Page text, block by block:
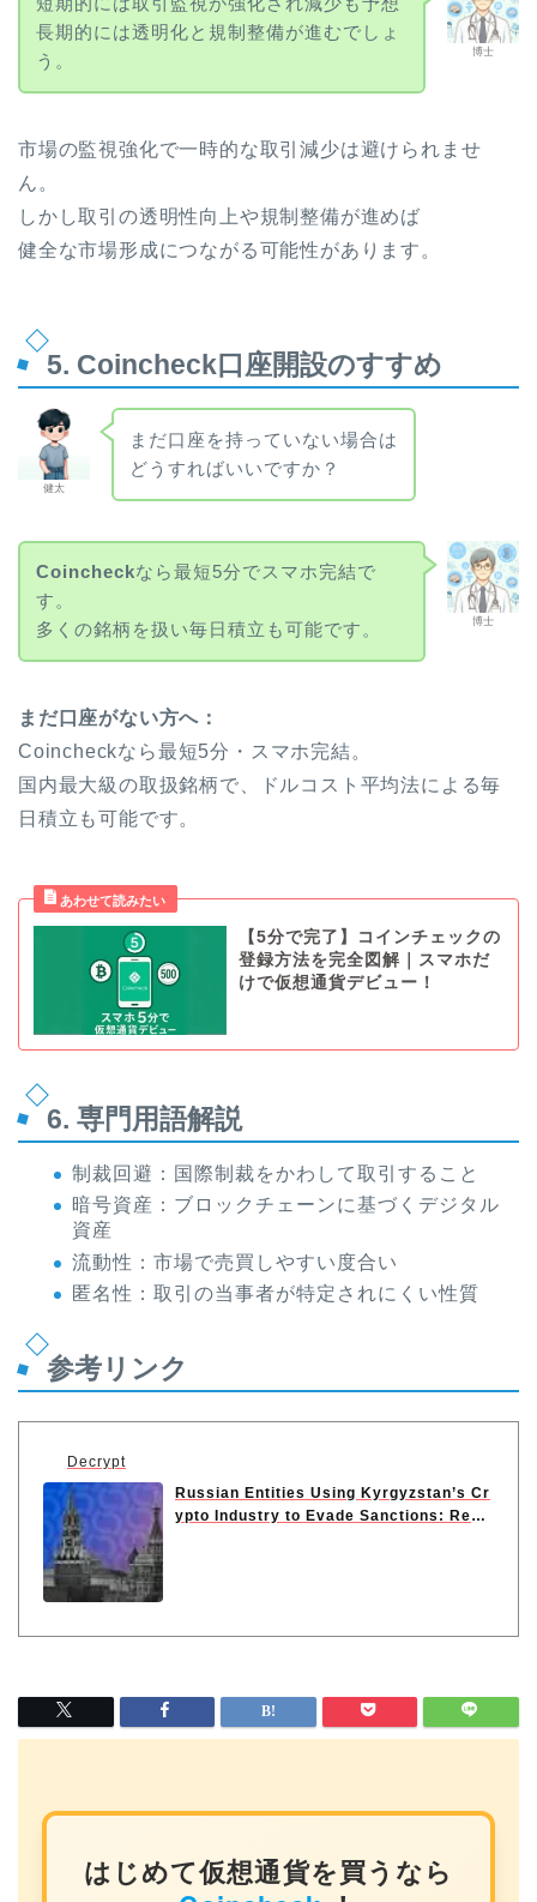
博士
長期的には透明化と規制整備が進むでしょ
う。
市場の監視強化で一時的な取引減少は避けられませ
ん。
しかし取引の透明性向上や規制整備が進めば
健全な市場形成につながる可能性があります。
5. Coincheck口座開設のすすめ
健太
まだ口座を持っていない場合は
どうすればいいですか？
博士
Coincheckなら最短5分でスマホ完結で
す。
多くの銘柄を扱い毎日積立も可能です。
まだ口座がない方へ：
Coincheckなら最短5分・スマホ完結。
国内最大級の取扱銘柄で、ドルコスト平均法による毎
日積立も可能です。
【5分で完了】コインチェックの
登録方法を完全図解｜スマホだ
けで仮想通貨デビュー！
6. 専門用語解説
制裁回避：国際制裁をかわして取引すること
暗号資産：ブロックチェーンに基づくデジタル
資産
流動性：市場で売買しやすい度合い
匿名性：取引の当事者が特定されにくい性質
参考リンク
Decrypt
Russian Entities Using Kyrgyzstan’s Cr
ypto Industry to Evade Sanctions: Repo
はじめて仮想通貨を買うなら